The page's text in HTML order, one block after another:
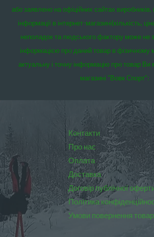
або заявлено на офіційних сайтах
інформації в інтернет-магазині(кількість,
неполадок та людського фактору може не
інформацією про даний товар в фізичному
актуальну і точну інформацію про товар
магазині “Вовк Спорт”:
Контакти
Про нас
Оплата
Доставка
Договір публічної
Політика
Умови повернення